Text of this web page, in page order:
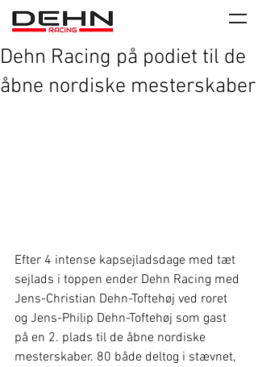
Dehn Racing på podiet til de
åbne nordiske mesterskaber
Efter 4 intense kapsejladsdage med tæt
sejlads i toppen ender Dehn Racing med
Jens-Christian Dehn-Toftehøj ved roret
og Jens-Philip Dehn-Toftehøj som gast
på en 2. plads til de åbne nordiske
mesterskaber. 80 både deltog i stævnet,